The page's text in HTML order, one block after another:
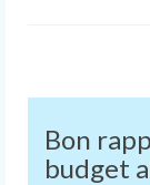
Bon
budget